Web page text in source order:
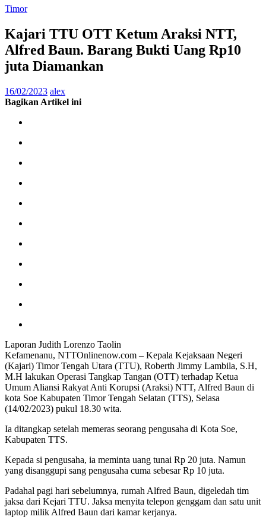
Timor
Kajari TTU OTT Ketum Araksi NTT,
Alfred Baun. Barang Bukti Uang Rp10
juta Diamankan
16/02/2023 alex
Bagikan Artikel ini
Laporan Judith Lorenzo Taolin
Kefamenanu, NTTOnlinenow.com – Kepala Kejaksaan Negeri
(Kajari) Timor Tengah Utara (TTU), Roberth Jimmy Lambila, S.H,
M.H lakukan Operasi Tangkap Tangan (OTT) terhadap Ketua
Umum Aliansi Rakyat Anti Korupsi (Araksi) NTT, Alfred Baun di
kota Soe Kabupaten Timor Tengah Selatan (TTS), Selasa
(14/02/2023) pukul 18.30 wita.
Ia ditangkap setelah memeras seorang pengusaha di Kota Soe,
Kabupaten TTS.
Kepada si pengusaha, ia meminta uang tunai Rp 20 juta. Namun
yang disanggupi sang pengusaha cuma sebesar Rp 10 juta.
Padahal pagi hari sebelumnya, rumah Alfred Baun, digeledah tim
jaksa dari Kejari TTU. Jaksa menyita telepon genggam dan satu unit
laptop milik Alfred Baun dari kamar kerjanya.